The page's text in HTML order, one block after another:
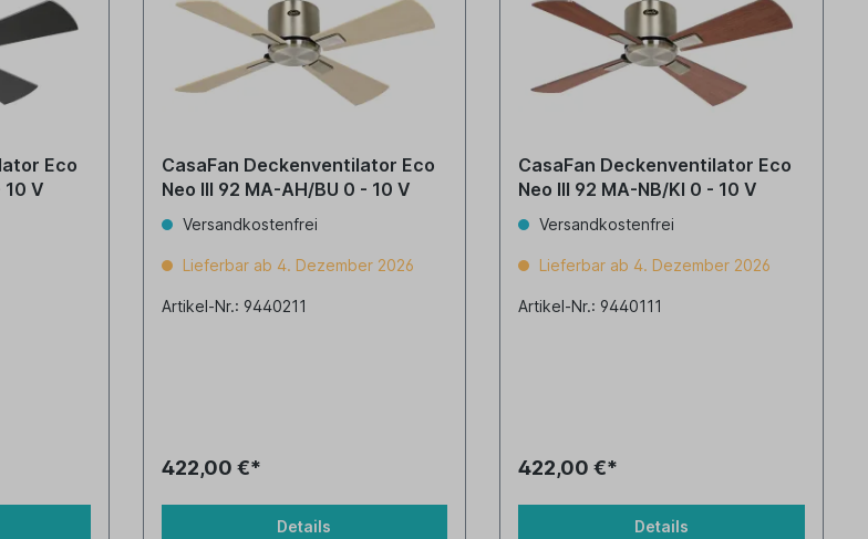
Eco
- 10 V
CasaFan Deckenventilator Eco
Neo III 92 MA-AH/BU 0 - 10 V
Versandkostenfrei
Lieferbar ab 4. Dezember 2026
Artikel-Nr.: 9440211
422,00 €*
Details
CasaFan Deckenventilator Eco
Neo III 92 MA-NB/KI 0 - 10 V
Versandkostenfrei
Lieferbar ab 4. Dezember 2026
Artikel-Nr.: 9440111
422,00 €*
Details